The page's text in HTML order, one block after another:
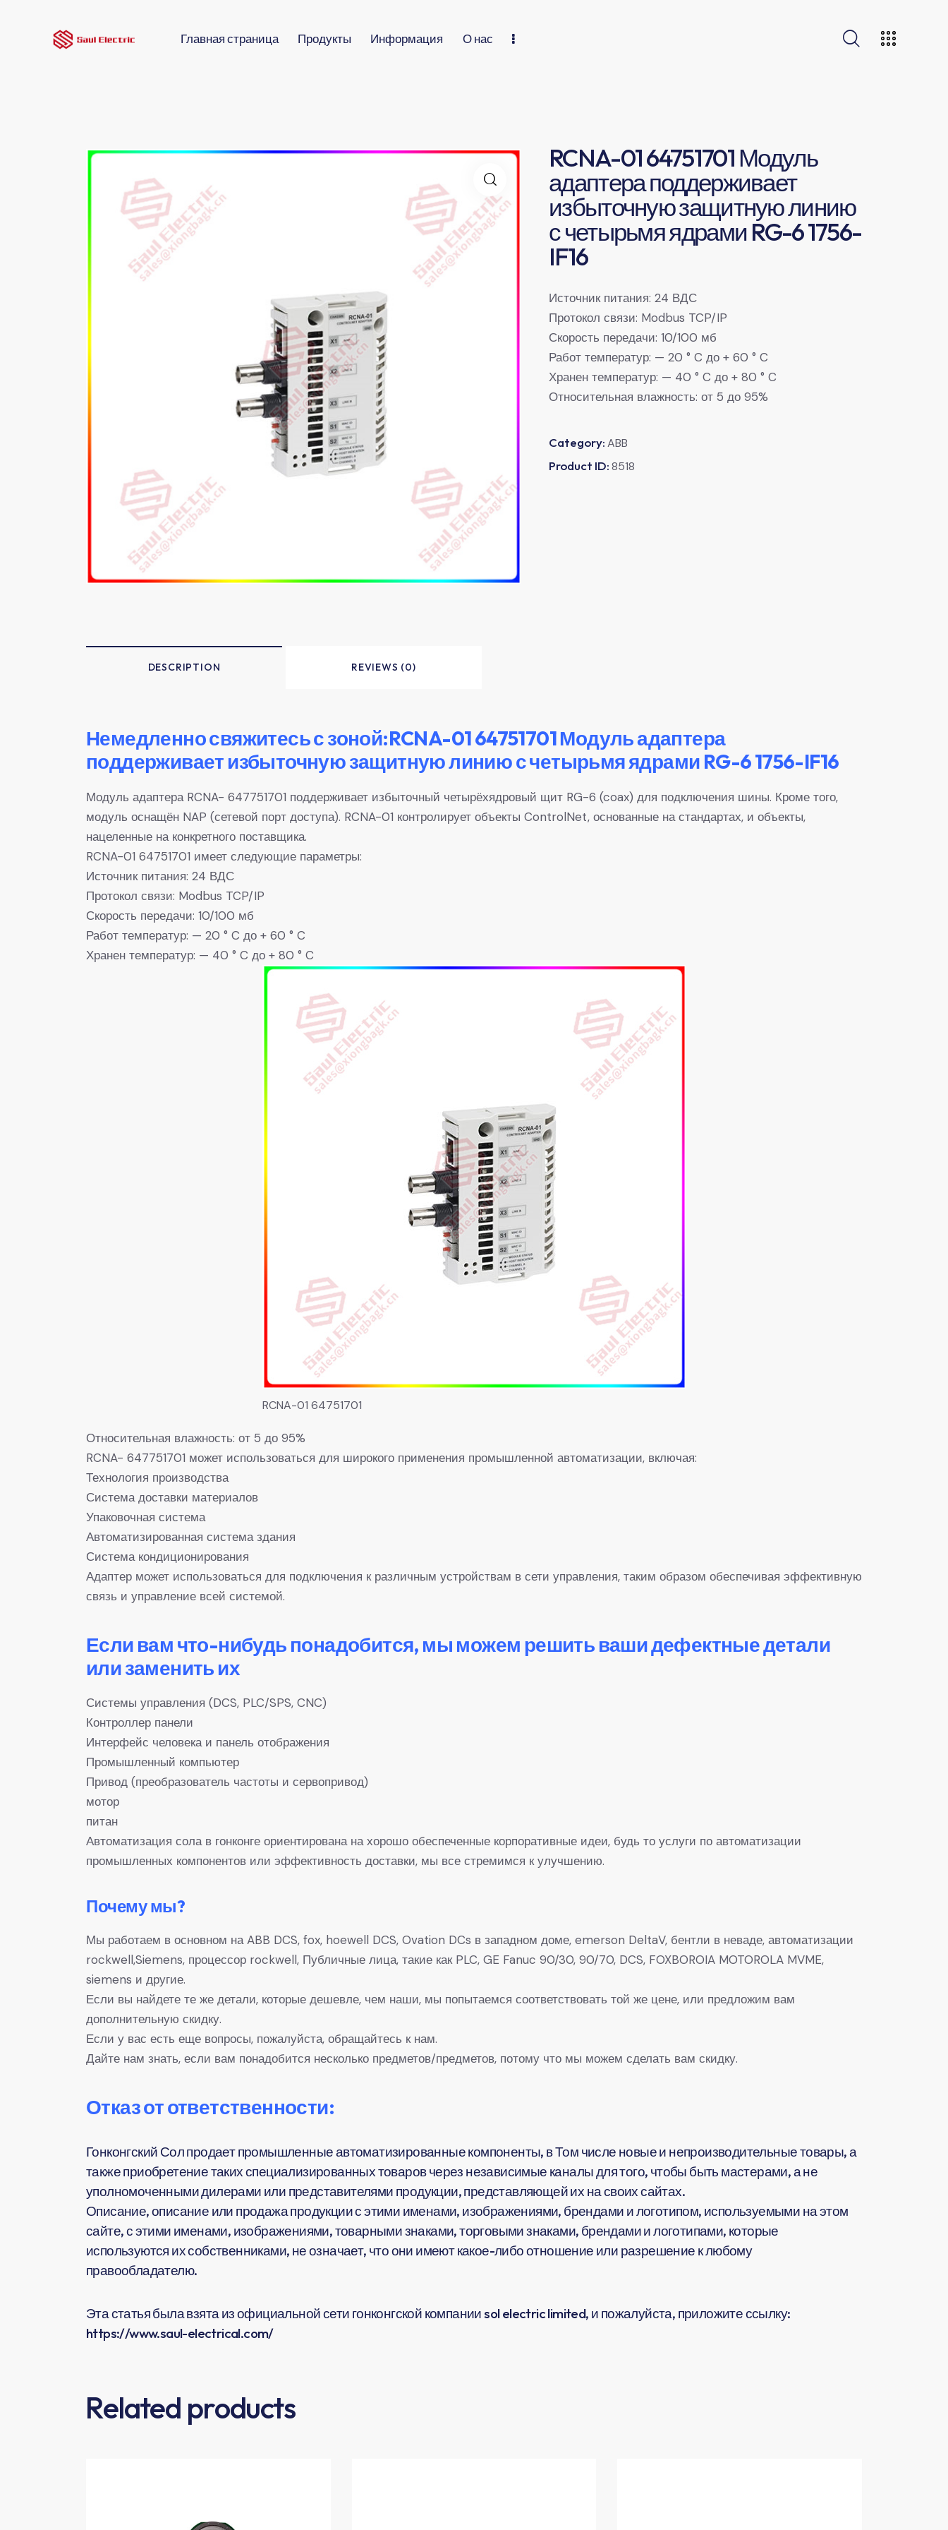
Главная страница Продукты Информация О нас
RCNA-01 64751701 Модуль
адаптера поддерживает
избыточную защитную линию
с четырьмя ядрами RG-6 1756-
IF16
Источник питания: 24 ВДС
Протокол связи: Modbus TCP/IP
Скорость передачи: 10/100 мб
Работ температур: — 20 ° C до + 60 ° C
Хранен температур: — 40 ° C до + 80 ° C
Относительная влажность: от 5 до 95%
Category:ABB
Product ID:8518
DESCRIPTION REVIEWS (0)
Немедленно свяжитесь с зоной:RCNA-01 64751701 Модуль адаптера
поддерживает избыточную защитную линию с четырьмя ядрами RG-6 1756-IF16
Модуль адаптера RCNA- 647751701 поддерживает избыточный четырёхядровый щит RG-6 (coax) для подключения шины. Кроме того,
модуль оснащён NAP (сетевой порт доступа). RCNA-01 контролирует объекты ControlNet, основанные на стандартах, и объекты,
нацеленные на конкретного поставщика.
RCNA-01 64751701 имеет следующие параметры:
Источник питания: 24 ВДС
Протокол связи: Modbus TCP/IP
Скорость передачи: 10/100 мб
Работ температур: — 20 ° C до + 60 ° C
Хранен температур: — 40 ° C до + 80 ° C
RCNA-01 64751701
Относительная влажность: от 5 до 95%
RCNA- 647751701 может использоваться для широкого применения промышленной автоматизации, включая:
Технология производства
Система доставки материалов
Упаковочная система
Автоматизированная система здания
Система кондиционирования
Адаптер может использоваться для подключения к различным устройствам в сети управления, таким образом обеспечивая эффективную
связь и управление всей системой.
Если вам что-нибудь понадобится, мы можем решить ваши дефектные детали
или заменить их
Системы управления (DCS, PLC/SPS, CNC)
Контроллер панели
Интерфейс человека и панель отображения
Промышленный компьютер
Привод (преобразователь частоты и сервопривод)
мотор
питан
Автоматизация сола в гонконге ориентирована на хорошо обеспеченные корпоративные идеи, будь то услуги по автоматизации
промышленных компонентов или эффективность доставки, мы все стремимся к улучшению.
Почему мы?
Мы работаем в основном на ABB DCS, fox, hoewell DCS, Ovation DCs в западном доме, emerson DeltaV, бентли в неваде, автоматизации
rockwell,Siemens, процессор rockwell, Публичные лица, такие как PLC, GE Fanuc 90/30, 90/70, DCS, FOXBOROIA MOTOROLA MVME,
siemens и другие.
Если вы найдете те же детали, которые дешевле, чем наши, мы попытаемся соответствовать той же цене, или предложим вам
дополнительную скидку.
Если у вас есть еще вопросы, пожалуйста, обращайтесь к нам.
Дайте нам знать, если вам понадобится несколько предметов/предметов, потому что мы можем сделать вам скидку.
Отказ от ответственности:
Гонконгский Сол продает промышленные автоматизированные компоненты, в Том числе новые и непроизводительные товары, а
также приобретение таких специализированных товаров через независимые каналы для того, чтобы быть мастерами, а не
уполномоченными дилерами или представителями продукции, представляющей их на своих сайтах.
Описание, описание или продажа продукции с этими именами, изображениями, брендами и логотипом, используемыми на этом
сайте, с этими именами, изображениями, товарными знаками, торговыми знаками, брендами и логотипами, которые
используются их собственниками, не означает, что они имеют какое-либо отношение или разрешение к любому
правообладателю.
Эта статья была взята из официальной сети гонконгской компании sol electric limited, и пожалуйста, приложите ссылку:
https://www.saul-electrical.com/
Related products